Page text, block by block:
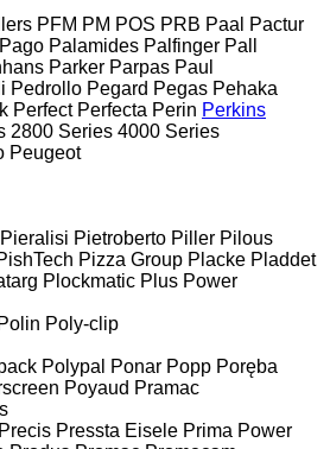
PFM PM POS PRB Paal
Pactur
Pago Palamides Palfinger Pall
Parker Parpas Paul
Pedrollo Pegard Pegas Pehaka
Perfect Perfecta Perin Perkins
2800 Series 4000 Series
Peugeot
Pieralisi Pietroberto Piller Pilous
Pizza Group Placke Pladdet
Plockmatic Plus Power
Polin Poly-clip
Polypal Ponar Popp Poręba
Poyaud Pramac
Precis Pressta Eisele Prima Power